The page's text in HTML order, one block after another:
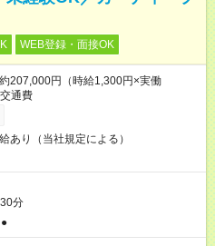
WEB登録・面接OK
207,000円（時給1,300円×実働
通費
あり（当社規定による）
分